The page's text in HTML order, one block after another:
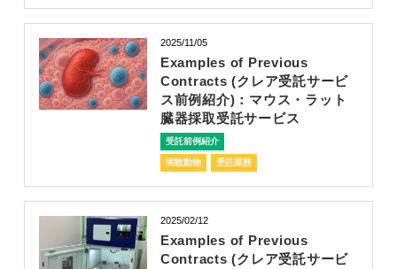
2025/11/05
Examples of Previous
Contracts (クレア受託サービ
ス前例紹介)：マウス・ラット
臓器採取受託サービス
受託前例紹介
実験動物 受託業務
2025/02/12
Examples of Previous
Contracts (クレア受託サービ